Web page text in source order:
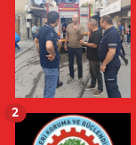
2